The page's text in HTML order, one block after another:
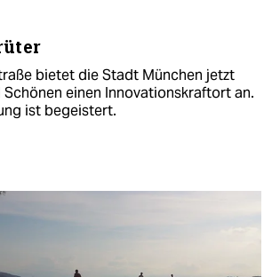
bietet die Stadt München jetzt
einen Innovationskraftort an.
ist begeistert.